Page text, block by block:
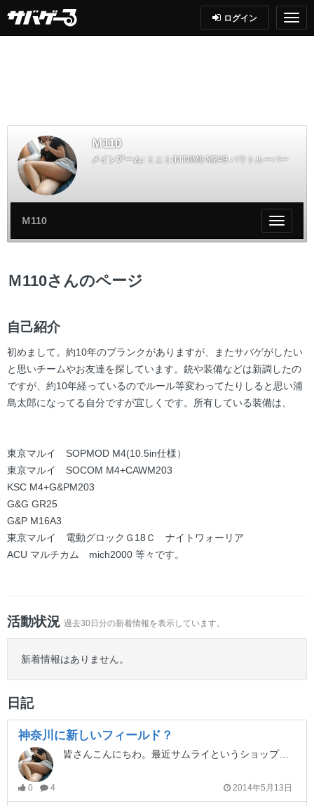
ログイン
Ｍ110
メインアーム: ミニミ(MINIMI) M249 パラトルーパー
My
ペ
Ｍ110
Ｍ110さんのページ
自己紹介
初めまして。約10年のブランクがありますが、またサバゲがしたい
と思いチームやお友達を探しています。銃や装備などは新調したの
ですが、約10年経っているのでルール等変わってたりしると思い浦
島太郎になってる自分ですが宜しくです。所有している装備は、
東京マルイ SOPMOD M4(10.5in仕様）
東京マルイ SOCOM M4+CAWM203
KSC M4+G&PM203
G&G GR25
G&P M16A3
東京マルイ 電動グロックＧ18Ｃ ナイトワォーリア
ACU マルチカム mich2000 等々です。
活動状況 過去30日分の新着情報を表示しています。
新着情報はありません。
日記
神奈川に新しいフィールド？
皆さんこんにちわ。最近サムライというショップのスタッフタマさんの「こんなん見つけた」にハマってるM110です。この夏川崎に工場の跡地を利用したインドアフィールドが出来るらしい。
0 4 2014年5月13日